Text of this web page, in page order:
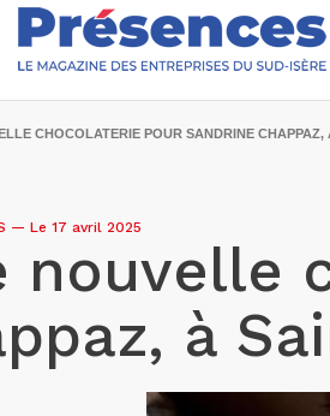
CHOCOLATERIE POUR SANDRINE
— Le 17 avril 2025
nouvelle
à